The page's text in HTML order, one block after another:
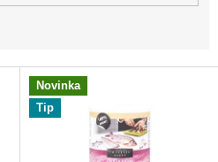
Novinka
Tip